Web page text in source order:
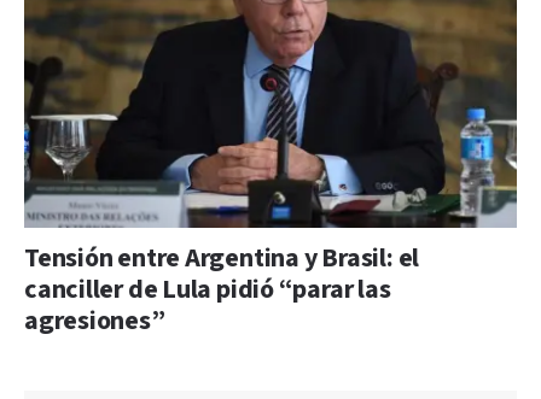
Tensión entre Argentina y Brasil: el
canciller de Lula pidió “parar las
agresiones”